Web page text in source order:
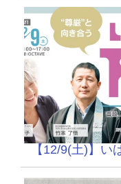
【12/9(土)】い